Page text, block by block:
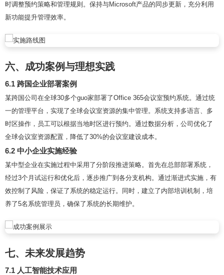
时调整预约策略和管理规则。保持与Microsoft产品的同步更新，充分利用
新功能提升管理效率。
六、成功案例与理想实践
6.1 跨国企业部署案例
某跨国公司在全球30多个guo家部署了Office 365会议室预约系统。通过统
一的管理平台，实现了全球会议室资源的集中管理。系统支持多语言、多
时区操作，员工可以根据当地时区进行预约。通过数据分析，公司优化了
全球会议室资源配置，降低了30%的会议室建设成本。
6.2 中小企业实施经验
某中型企业在实施过程中采用了分阶段推进策略。首先在总部部署系统，
经过3个月试运行和优化后，逐步推广到各分支机构。通过渐进式实施，有
效控制了风险，保证了系统的稳定运行。同时，建立了内部培训机制，培
养了5名系统管理员，确保了系统的长期维护。
七、未来发展趋势
7.1 人工智能技术应用